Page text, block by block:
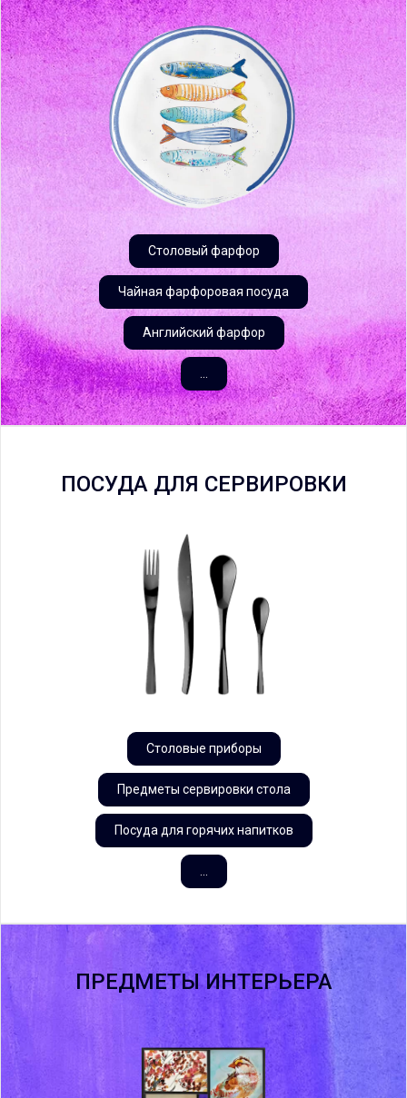
Столовый фарфор
Чайная фарфоровая посуда
Английский фарфор
ПОСУДА ДЛЯ СЕРВИРОВКИ
Столовые приборы
Предметы сервировки стола
Посуда для горячих напитков
ПРЕДМЕТЫ ИНТЕРЬЕРА